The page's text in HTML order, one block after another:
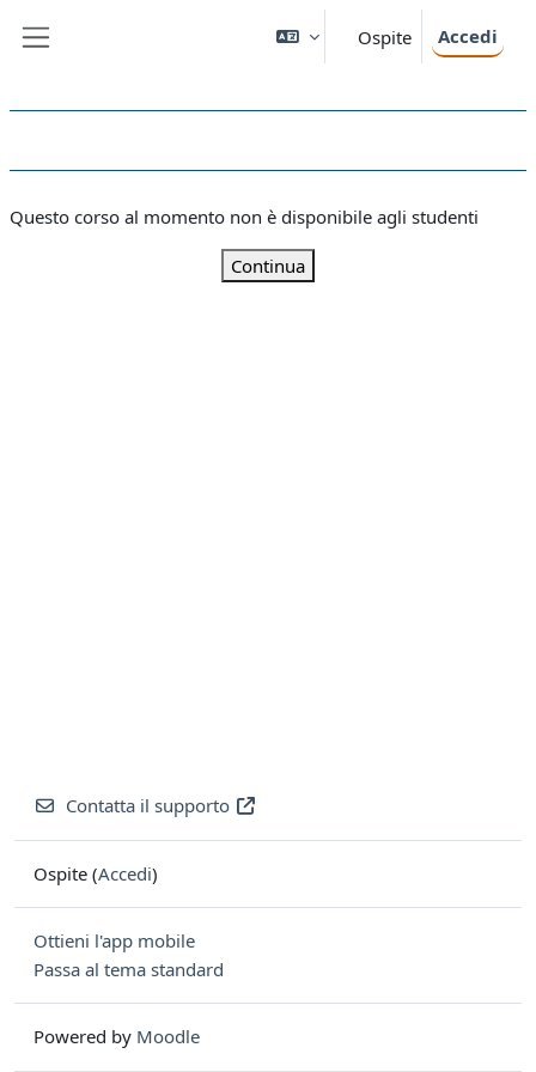
Ospite Accedi
Questo corso al momento non è disponibile agli studenti
Continua
Contatta il supporto
Ospite (Accedi)
Ottieni l'app mobile
Passa al tema standard
Powered by Moodle